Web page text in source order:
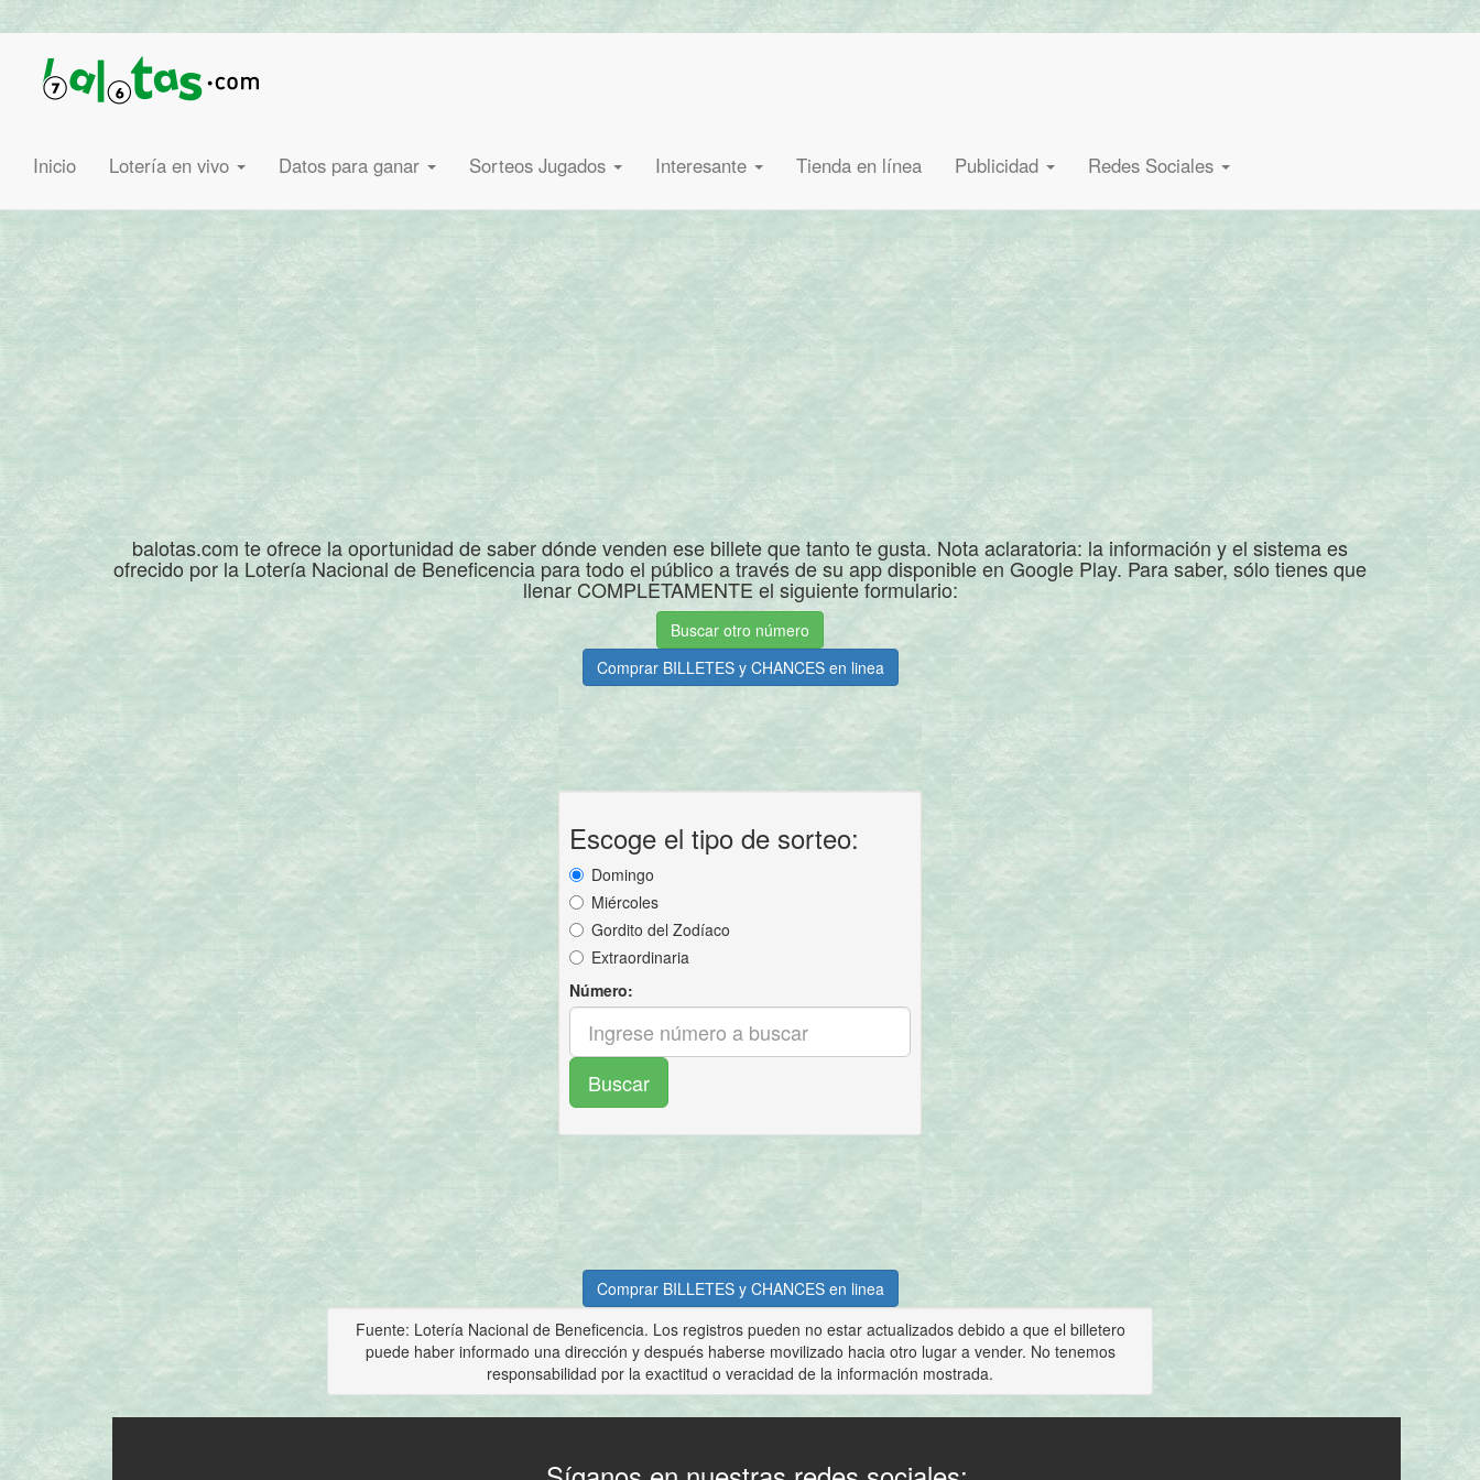
Inicio Lotería en vivo Datos para ganar Sorteos Jugados Interesante Tienda en línea Publicidad Redes Sociales
Dónde lo venden?
balotas.com te ofrece la oportunidad de saber dónde venden ese billete que tanto te gusta. Nota aclaratoria: la información y el sistema es
ofrecido por la Lotería Nacional de Beneficencia para todo el público a través de su app disponible en Google Play. Para saber, sólo tienes que
llenar COMPLETAMENTE el siguiente formulario:
Buscar otro número
Comprar BILLETES y CHANCES en linea
Comprar BILLETES y CHANCES en linea
Fuente: Lotería Nacional de Beneficencia. Los registros pueden no estar actualizados debido a que el billetero
puede haber informado una dirección y después haberse movilizado hacia otro lugar a vender. No tenemos
responsabilidad por la exactitud o veracidad de la información mostrada.